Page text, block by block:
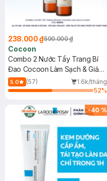
238.000 ₫590.000 ₫
Cocoon
Combo 2 Nước Tẩy Trang Bí
Đao Cocoon Làm Sạch & Giảm
Dầu 500ml
5.0 (57)
1.6k/tháng
52%
-40 %